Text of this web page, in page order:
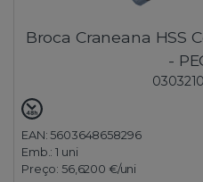
Broca Craneana HSS
-
EAN: 5603648658296
Emb.:1 uni
Preço: 56,6200 €/uni